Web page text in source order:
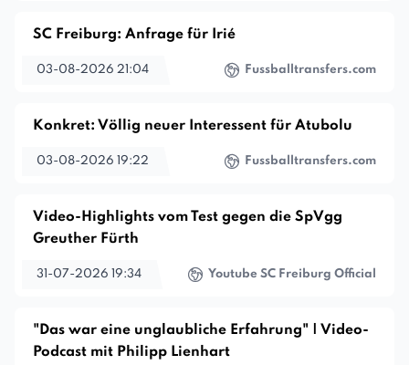
SC Freiburg: Anfrage für Irié
03-08-2026 21:04 Fussballtransfers.com
Konkret: Völlig neuer Interessent für Atubolu
03-08-2026 19:22 Fussballtransfers.com
Video-Highlights vom Test gegen die SpVgg
Greuther Fürth
31-07-2026 19:34 Youtube SC Freiburg Official
"Das war eine unglaubliche Erfahrung" | Video-
Podcast mit Philipp Lienhart